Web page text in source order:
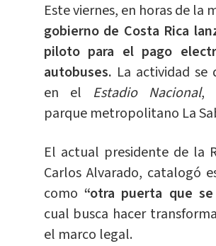
Este viernes, en horas de la
gobierno de Costa Rica
piloto para el pago
autobuses. La actividad se
en el Estadio Nacional,
parque metropolitano La
El actual presidente de la
Carlos Alvarado, catalogó
como “otra puerta que se
cual busca hacer
el marco legal.